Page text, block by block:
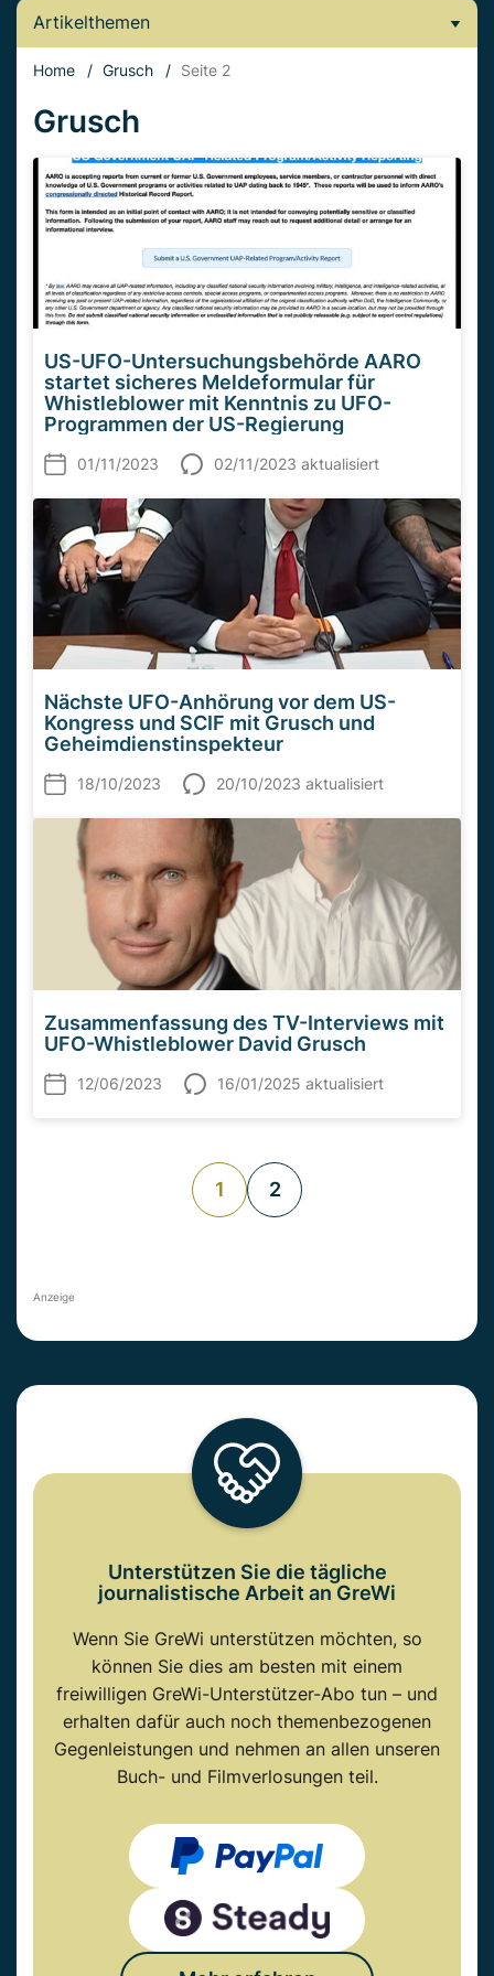
Artikelthemen
Home / Grusch / Seite 2
Grusch
US-UFO-Untersuchungsbehörde AARO
startet sicheres Meldeformular für
Whistleblower mit Kenntnis zu UFO-
Programmen der US-Regierung
01/11/2023 02/11/2023 aktualisiert
Nächste UFO-Anhörung vor dem US-
Kongress und SCIF mit Grusch und
Geheimdienstinspekteur
18/10/2023 20/10/2023 aktualisiert
Zusammenfassung des TV-Interviews mit
UFO-Whistleblower David Grusch
12/06/2023 16/01/2025 aktualisiert
1 2
Anzeige
Unterstützen Sie die tägliche
journalistische Arbeit an GreWi
Wenn Sie GreWi unterstützen möchten, so
können Sie dies am besten mit einem
freiwilligen GreWi-Unterstützer-Abo tun – und
erhalten dafür auch noch themenbezogenen
Gegenleistungen und nehmen an allen unseren
Buch- und Filmverlosungen teil.